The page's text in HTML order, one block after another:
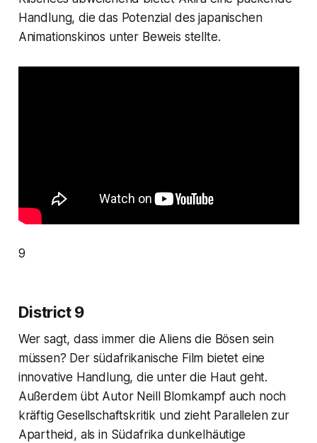
Handlung, die das Potenzial des japanischen
Animationskinos unter Beweis stellte.
9
District 9
Wer sagt, dass immer die Aliens die Bösen sein
müssen? Der südafrikanische Film bietet eine
innovative Handlung, die unter die Haut geht.
Außerdem übt Autor Neill Blomkampf auch noch
kräftig Gesellschaftskritik und zieht Parallelen zur
Apartheid, als in Südafrika dunkelhäutige